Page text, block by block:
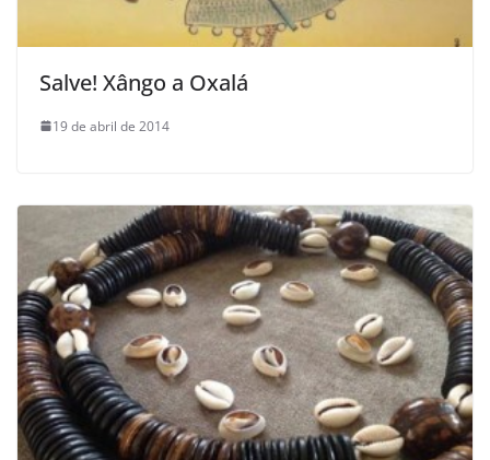
Salve! Xângo a Oxalá
19 de abril de 2014